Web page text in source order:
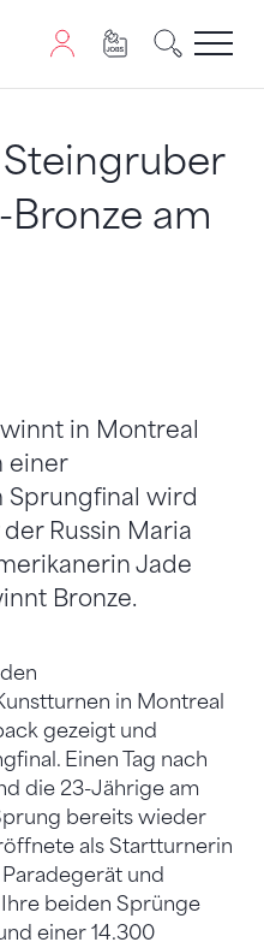
naviguer sur ce site.
am
in Montreal
einer
Sprungfinal wird
Russin Maria
Jade
Bronze.
in Montreal
gezeigt und
Einen Tag nach
die 23-Jährige am
bereits wieder
als Startturnerin
und
beiden Sprünge
einer 14.300